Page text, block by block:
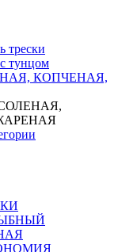
трески
тунцом
КОПЧЕНАЯ,